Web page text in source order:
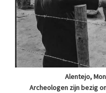
Alentejo,
Archeologen zijn bezig